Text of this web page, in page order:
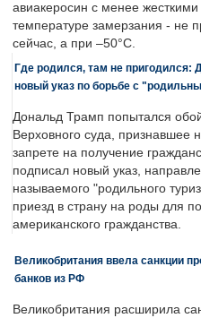
авиакеросин с менее
температуре замерзания - не
сейчас, а при –50°C.
Где родился, там не пригодился:
новый указ по борьбе с
Дональд Трамп попытался
Верховного суда, признавшее
запрете на получение
подписал новый указ,
называемого "родильного
приезд в страну на роды для
американского гражданства.
Великобритания ввела санкции
банков из РФ
Великобритания расширила